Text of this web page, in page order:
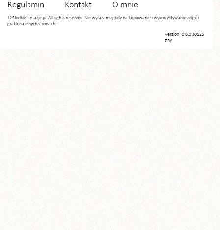
Regulamin
Kontakt O mnie
© Slodkiefantazje.pl. All rights reserved. Nie wyrażam zgody na kopiowanie i wykorzystywanie zdjęć i
grafik na innych stronach.
Version: 0.6.0.30125
tiny